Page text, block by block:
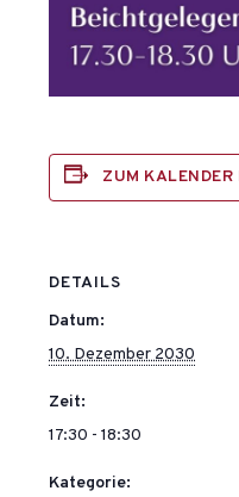
ZUM
DETAILS
Datum:
10. Dezember 2030
Zeit:
17:30 - 18:30
Kategorie: